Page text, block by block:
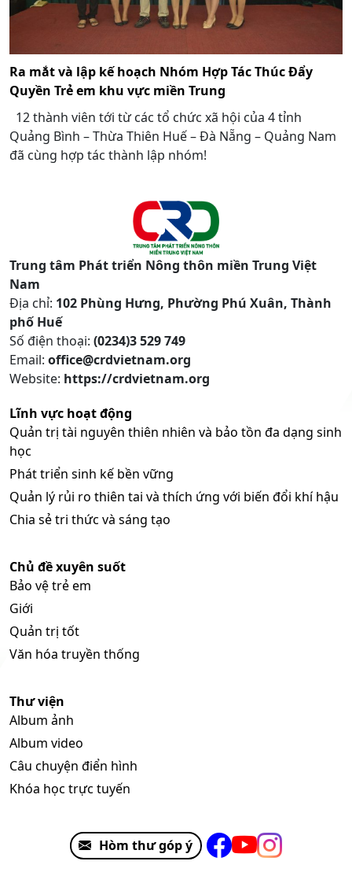
Ra mắt và lập kế hoạch Nhóm Hợp Tác Thúc Đẩy
Quyền Trẻ em khu vực miền Trung
12 thành viên tới từ các tổ chức xã hội của 4 tỉnh
Quảng Bình – Thừa Thiên Huế – Đà Nẵng – Quảng Nam
đã cùng hợp tác thành lập nhóm!
Trung tâm Phát triển Nông thôn miền Trung Việt
Nam
Địa chỉ: 102 Phùng Hưng, Phường Phú Xuân, Thành
phố Huế
Số điện thoại: (0234)3 529 749
Email: office@crdvietnam.org
Website: https://crdvietnam.org
Lĩnh vực hoạt động
Quản trị tài nguyên thiên nhiên và bảo tồn đa dạng sinh
học
Phát triển sinh kế bền vững
Quản lý rủi ro thiên tai và thích ứng với biến đổi khí hậu
Chia sẻ tri thức và sáng tạo
Chủ đề xuyên suốt
Bảo vệ trẻ em
Giới
Quản trị tốt
Văn hóa truyền thống
Thư viện
Album ảnh
Album video
Câu chuyện điển hình
Khóa học trực tuyến
Hòm thư góp ý